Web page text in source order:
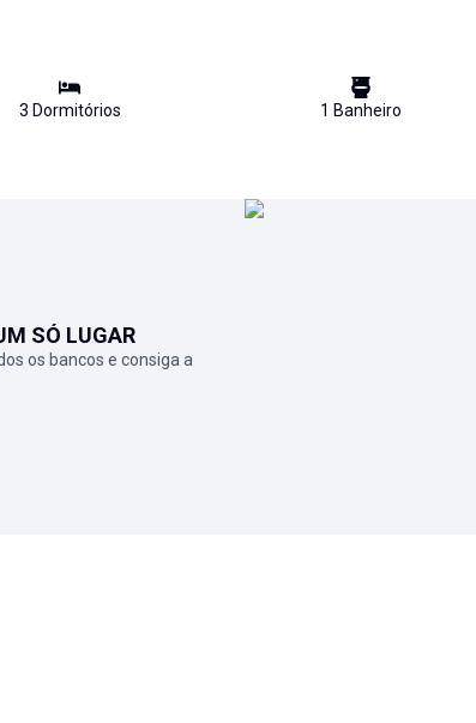
3 Dormitórios 1 Banheiro
SÓ LUGAR
os bancos e consiga a